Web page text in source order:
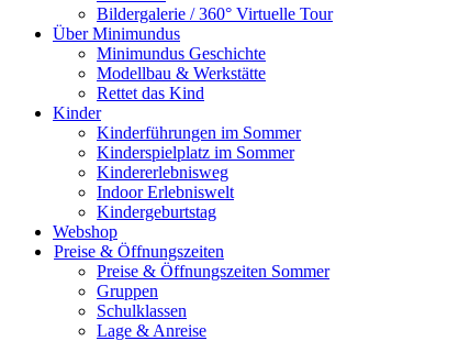
Bildergalerie / 360° Virtuelle Tour
Über Minimundus
Minimundus Geschichte
Modellbau & Werkstätte
Rettet das Kind
Kinder
Kinderführungen im Sommer
Kinderspielplatz im Sommer
Kindererlebnisweg
Indoor Erlebniswelt
Kindergeburtstag
Webshop
Preise & Öffnungszeiten
Preise & Öffnungszeiten Sommer
Gruppen
Schulklassen
Lage & Anreise